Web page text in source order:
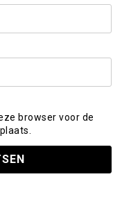
browser voor de